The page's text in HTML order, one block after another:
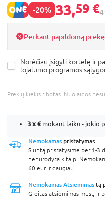
-20% 33,59 €
Perkant papildomą
Norėčiau įsigyti kortelę ir
lojalumo programos
Prekių kiekis ribotas. Nuolaidos
3 x€mokant laiku - jokio
Nemokamas pristatymas
Siuntą pristatysime per 1-3
nenurodyta kitaip.
60 eur ir daugiau.
Nemokamas Atsiėmimas tą
Greitas atsiėmimas mūsų ir